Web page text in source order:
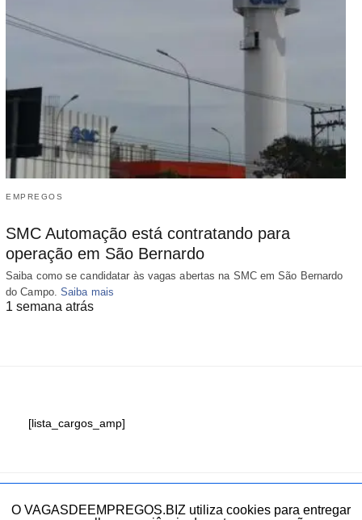
EMPREGOS
SMC Automação está contratando para
operação em São Bernardo
Saiba como se candidatar às vagas abertas na SMC em São Bernardo
do Campo. Saiba mais
1 semana atrás
[lista_cargos_amp]
Fale conosco
O VAGASDEEMPREGOS.BIZ utiliza cookies para entregar